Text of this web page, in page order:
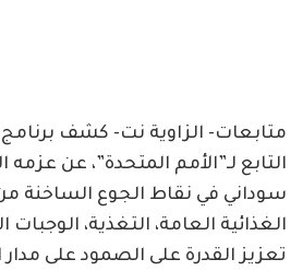
متابعات- الزاوية نت- كشف برنامج
سوداني في نقاط الجوع الساخنة
الغذائية العامة، التغذية،
تعزيز القدرة على الصمود على مدار